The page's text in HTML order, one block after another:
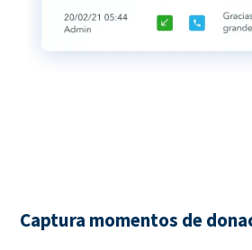
Captura momentos de